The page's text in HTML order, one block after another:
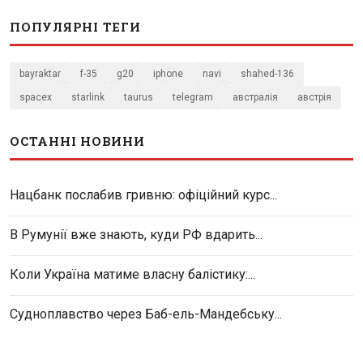
ПОПУЛЯРНІ ТЕГИ
bayraktar f-35 g20 iphone navi shahed-136
spacex starlink taurus telegram австралія австрія
ОСТАННІ НОВИНИ
Нацбанк послабив гривню: офіційний курс...
В Румунії вже знають, куди РФ вдарить...
Коли Україна матиме власну балістику:...
Судноплавство через Баб-ель-Мандебську...